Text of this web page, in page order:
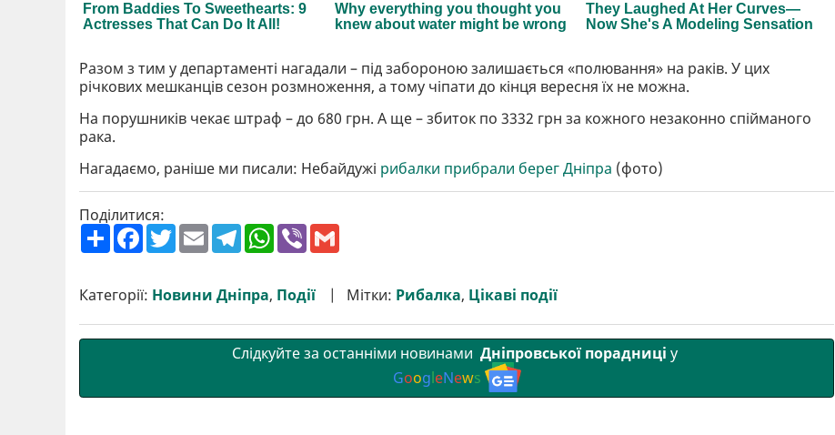
Разом з тим у департаменті нагадали – під забороною залишається «полювання» на раків. У цих
річкових мешканців сезон розмноження, а тому чіпати до кінця вересня їх не можна.
На порушників чекає штраф – до 680 грн. А ще – збиток по 3332 грн за кожного незаконно спійманого
рака.
Нагадаємо, раніше ми писали: Небайдужі рибалки прибрали берег Дніпра (фото)
Поділитися:
П
о
р
и
F
a
b
o
T
w
t
e
E
m
l
T
e
g
r
W
h
s
A
V
r
Категорії: Новини Дніпра, Події Мітки: Рибалка, Цікаві події
Слідкуйте за останніми новинами Дніпровської порадниці у
GoogleNews